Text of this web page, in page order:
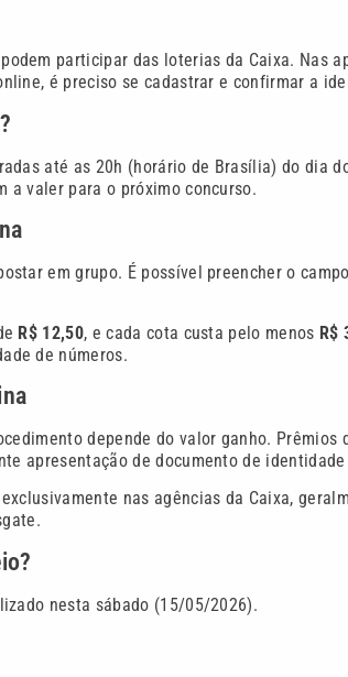
participar das loterias da Caixa. Nas
é preciso se cadastrar e confirmar a
até as 20h (horário de Brasília) do dia
a valer para o próximo concurso.
em grupo. É possível preencher o
R$ 12,50, e cada cota custa pelo menos R$
de números.
depende do valor ganho.
apresentação de documento de
nas agências da Caixa,
nesta sábado (15/05/2026).